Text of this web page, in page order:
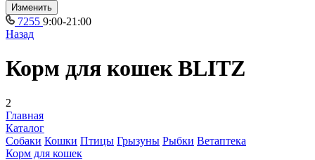
Изменить
7255 9:00-21:00
Назад
Корм для кошек BLITZ
2
Главная
Каталог
Собаки Кошки Птицы Грызуны Рыбки Ветаптека
Корм для кошек